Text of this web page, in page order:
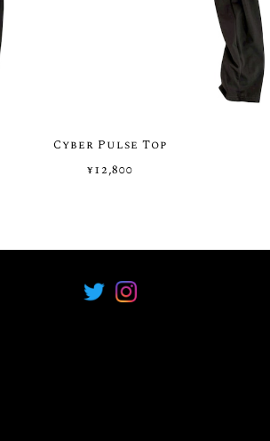
Cyber Pulse Top
¥12,800